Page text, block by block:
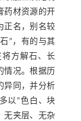
药材资源的开
正名，别名较
”，有的与其
方解石、长
情况。根据历
异同，并分析
以“色白、块
无夹层、无杂